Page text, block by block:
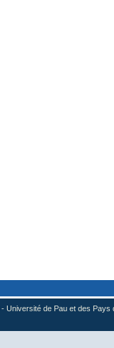
Université de Pau et des Pays